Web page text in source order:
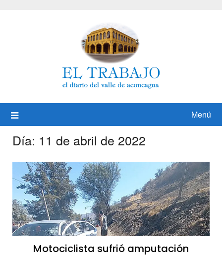
Menú
Día: 11 de abril de 2022
Motociclista sufrió amputación